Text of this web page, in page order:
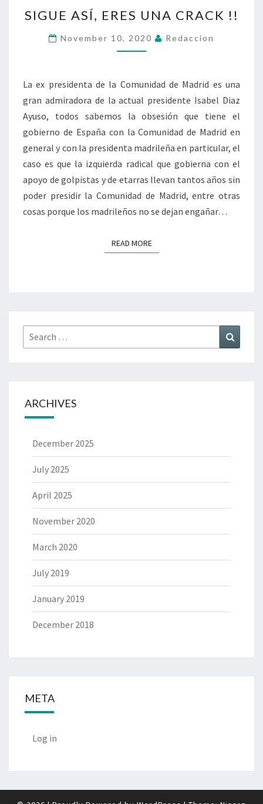
ASÍ,
ERES
UNA
!!
SIGUE ASÍ, ERES UNA CRACK !!
November 10, 2020 Redaccion
La ex presidenta de la Comunidad de Madrid es una
gran admiradora de la actual presidente Isabel Diaz
Ayuso, todos sabemos la obsesión que tiene el
gobierno de España con la Comunidad de Madrid en
general y con la presidenta madrileña en particular, el
caso es que la izquierda radical que gobierna con el
apoyo de golpistas y de etarras llevan tantos años sin
poder presidir la Comunidad de Madrid, entre otras
cosas porque los madrileños no se dejan engañar…
READ MOREREAD MORE
Search
for:
ARCHIVES
December 2025
July 2025
April 2025
November 2020
March 2020
July 2019
January 2019
December 2018
META
Log in